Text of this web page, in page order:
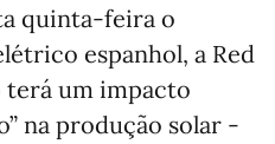
quinta-feira o
espanhol, a Red
terá um impacto
na produção solar -